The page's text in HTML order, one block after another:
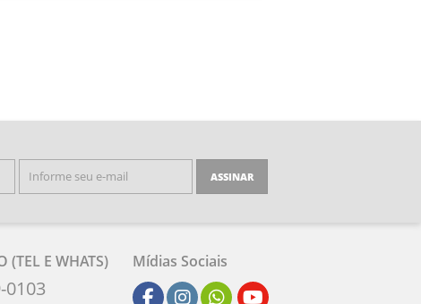
ASSINAR
(TEL E WHATS)
0103
Mídias Sociais